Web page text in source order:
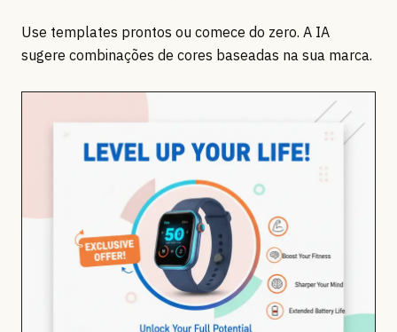
Use templates prontos ou comece do zero. A IA
sugere combinações de cores baseadas na sua marca.